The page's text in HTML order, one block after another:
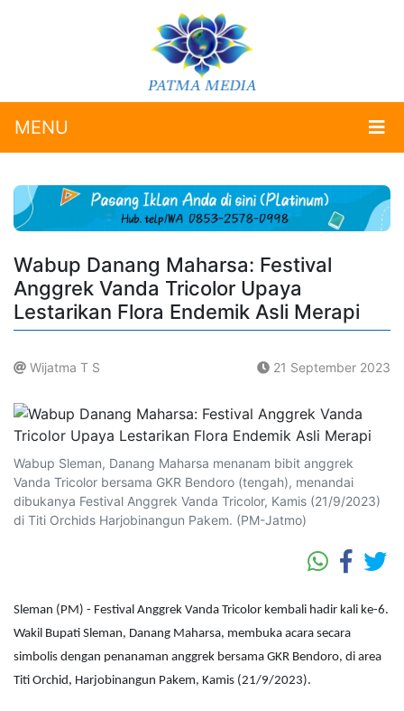
MENU
Wabup Danang Maharsa: Festival
Anggrek Vanda Tricolor Upaya
Lestarikan Flora Endemik Asli Merapi
Wijatma T S 21 September 2023
Wabup Sleman, Danang Maharsa menanam bibit anggrek
Vanda Tricolor bersama GKR Bendoro (tengah), menandai
dibukanya Festival Anggrek Vanda Tricolor, Kamis (21/9/2023)
di Titi Orchids Harjobinangun Pakem. (PM-Jatmo)
Sleman (PM) - Festival Anggrek Vanda Tricolor kembali hadir kali ke-6.
Wakil Bupati Sleman, Danang Maharsa, membuka acara secara
simbolis dengan penanaman anggrek bersama GKR Bendoro, di area
Titi Orchid, Harjobinangun Pakem, Kamis (21/9/2023).